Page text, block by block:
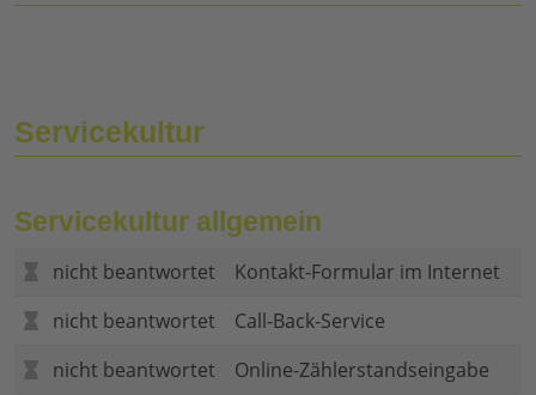
Servicekultur
Servicekultur allgemein
nicht beantwortet
Kontakt-Formular im Internet
nicht beantwortet
Call-Back-Service
nicht beantwortet
Online-Zählerstandseingabe